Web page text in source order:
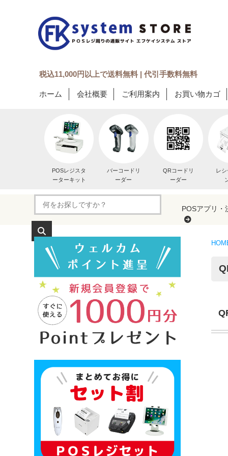
税込11,000円以上で送料無料 | 代引手数料無料
ホーム 会社概要 ご利用案内 お買い物カゴ
POSレジスタ
ーターキット
バーコードリ
ーダー
QRコードリ
ーダー
レ
POSアプリ・